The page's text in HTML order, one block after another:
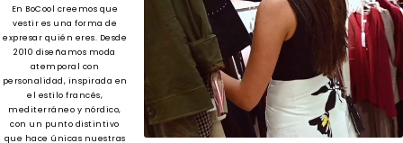
En BoCool creemos que
vestir es una forma de
expresar quién eres. Desde
2010 diseñamos moda
atemporal con
personalidad, inspirada en
el estilo francés,
mediterráneo y nórdico,
con un punto distintivo
que hace únicas nuestras